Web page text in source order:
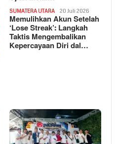
SUMATERA UTARA 20 Juli 2026
Memulihkan Akun Setelah
‘Lose Streak’: Langkah
Taktis Mengembalikan
Kepercayaan Diri dal…